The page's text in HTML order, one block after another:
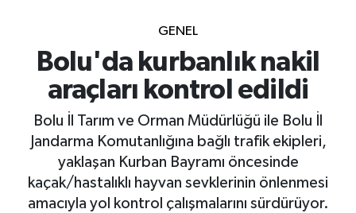
GENEL
Bolu'da kurbanlık nakil
araçları kontrol edildi
Bolu İl Tarım ve Orman Müdürlüğü ile Bolu İl
Jandarma Komutanlığına bağlı trafik ekipleri,
yaklaşan Kurban Bayramı öncesinde
kaçak/hastalıklı hayvan sevklerinin önlenmesi
amacıyla yol kontrol çalışmalarını sürdürüyor.